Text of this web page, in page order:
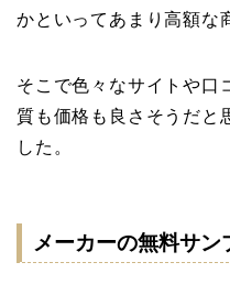
かといってあまり高額な
そこで色々なサイトや口
質も価格も良さそうだと
した。
メーカーの無料サン